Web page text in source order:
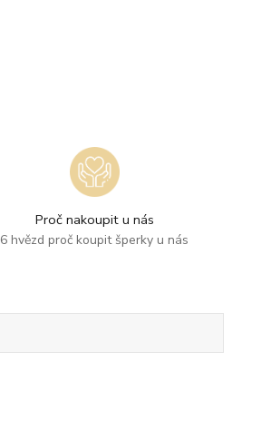
Proč nakoupit u nás
6 hvězd proč koupit šperky u nás